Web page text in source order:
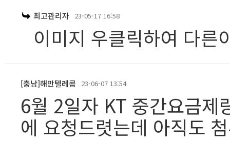
최고관리자 23-05-17 16:58
이미지 우클릭하여 다른
[충남]해만텔레콤 23-06-07 13:54
6월 2일자 KT 중간요금제
에 요청드렷는데 아직도